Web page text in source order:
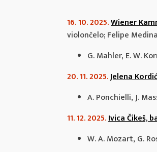
16. 10. 2025.Wiener
violončelo; Felipe
G. Mahler, E. W.
20. 11. 2025.Jelena
A. Ponchielli, J.
11. 12. 2025.Ivica Čikeš,
W. A. Mozart, G.